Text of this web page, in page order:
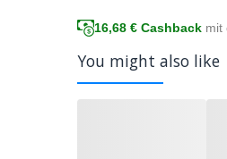
16,68 € Cashback mit
You might also like